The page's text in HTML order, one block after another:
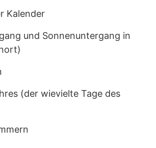
Kalender
und Sonnenuntergang in
(der wievielte Tage des